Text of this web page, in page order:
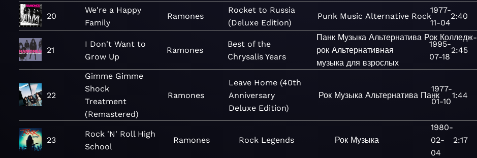
20
We're a Happy
Family
Ramones
Rocket to Russia
(Deluxe Edition)
Punk Music Alternative Rock
1977-
11-04
2:40
21
I Don't Want to
Grow Up
Ramones
Best of the
Chrysalis Years
Панк Музыка Альтернатива Рок Колледж-
рок Альтернативная
музыка для взрослых
1995-
07-18
2:45
22
Gimme Gimme
Shock
Treatment
(Remastered)
Ramones
Leave Home (40th
Anniversary
Deluxe Edition)
Рок Музыка Альтернатива Панк
1977-
01-10
1:44
23
Rock 'N' Roll High
School
Ramones Rock Legends Рок Музыка
1980-
02-
04
2:17